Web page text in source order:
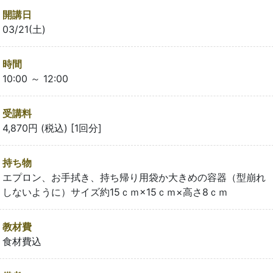
開講日
03/21(土)
時間
10:00 ～ 12:00
受講料
4,870円 (税込) [1回分]
持ち物
エプロン、お手拭き、持ち帰り用袋か大きめの容器（型崩れ
しないように）サイズ約15ｃｍ×15ｃｍ×高さ8ｃｍ
教材費
食材費込